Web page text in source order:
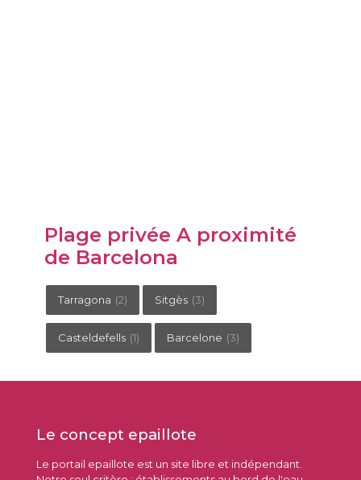
Plage privée A proximité
de Barcelona
Tarragona (2) Sitgès (3)
Casteldefells (1) Barcelone (3)
Le concept epaillote
Le portail epaillote est un site libre et indépendant.